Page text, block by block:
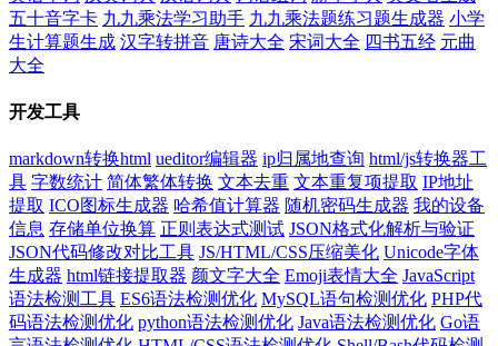
五十音字卡 九九乘法学习助手 九九乘法题练习题生成器 小学
生计算题生成 汉字转拼音 唐诗大全 宋词大全 四书五经 元曲
大全
开发工具
markdown转换html ueditor编辑器 ip归属地查询 html/js转换器工
具 字数统计 简体繁体转换 文本去重 文本重复项提取 IP地址
提取 ICO图标生成器 哈希值计算器 随机密码生成器 我的设备
信息 存储单位换算 正则表达式测试 JSON格式化解析与验证
JSON代码修改对比工具 JS/HTML/CSS压缩美化 Unicode字体
生成器 html链接提取器 颜文字大全 Emoji表情大全 JavaScript
语法检测工具 ES6语法检测优化 MySQL语句检测优化 PHP代
码语法检测优化 python语法检测优化 Java语法检测优化 Go语